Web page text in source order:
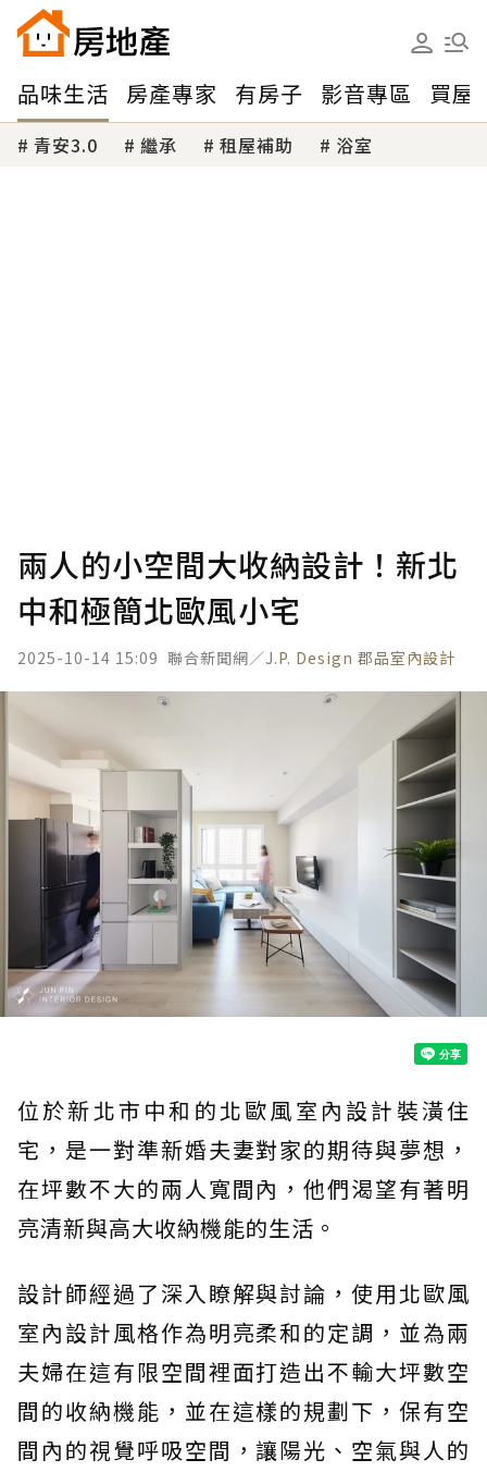
品味生活 房產專家 有房子 影音專區 買屋
青安3.0 繼承 租屋補助 浴室
兩人的小空間大收納設計！新北
中和極簡北歐風小宅
2025-10-14 15:09 聯合新聞網／J.P. Design 郡品室內設計
位於新北市中和的北歐風室內設計裝潢住
宅，是一對準新婚夫妻對家的期待與夢想，
在坪數不大的兩人寬間內，他們渴望有著明
亮清新與高大收納機能的生活。
設計師經過了深入瞭解與討論，使用北歐風
室內設計風格作為明亮柔和的定調，並為兩
夫婦在這有限空間裡面打造出不輸大坪數空
間的收納機能，並在這樣的規劃下，保有空
間內的視覺呼吸空間，讓陽光、空氣與人的